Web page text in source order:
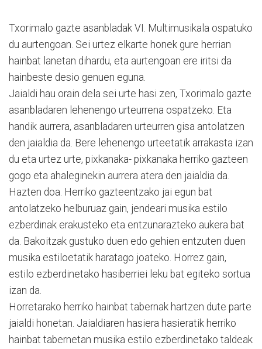
Txorimalo gazte asanbladak VI. Multimusikala ospatuko
du aurtengoan. Sei urtez elkarte honek gure herrian
hainbat lanetan dihardu, eta aurtengoan ere iritsi da
hainbeste desio genuen eguna.
Jaialdi hau orain dela sei urte hasi zen, Txorimalo gazte
asanbladaren lehenengo urteurrena ospatzeko. Eta
handik aurrera, asanbladaren urteurren gisa antolatzen
den jaialdia da. Bere lehenengo urteetatik arrakasta izan
du eta urtez urte, pixkanaka- pixkanaka herriko gazteen
gogo eta ahaleginekin aurrera atera den jaialdia da.
Hazten doa. Herriko gazteentzako jai egun bat
antolatzeko helburuaz gain, jendeari musika estilo
ezberdinak erakusteko eta entzunarazteko aukera bat
da. Bakoitzak gustuko duen edo gehien entzuten duen
musika estiloetatik haratago joateko. Horrez gain,
estilo ezberdinetako hasiberriei leku bat egiteko sortua
izan da.
Horretarako herriko hainbat tabernak hartzen dute parte
jaialdi honetan. Jaialdiaren hasiera hasieratik herriko
hainbat tabernetan musika estilo ezberdinetako taldeak